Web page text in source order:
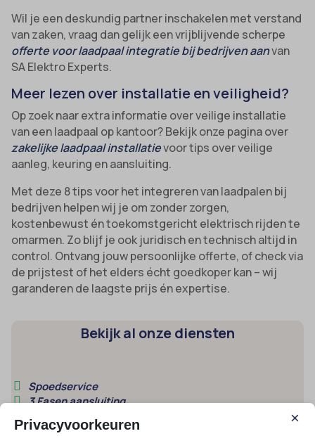
Wil je een deskundig partner inschakelen met verstand
van zaken, vraag dan gelijk een vrijblijvende scherpe
offerte voor laadpaal integratie bij bedrijven aanvan
SA Elektro Experts.
Meer lezen over installatie en veiligheid?
Op zoek naar extra informatie over veilige installatie
van een laadpaal op kantoor? Bekijk onze pagina over
zakelijke laadpaal installatievoor tips over veilige
aanleg, keuring en aansluiting.
Met deze 8 tips voor het integreren van laadpalen bij
bedrijven helpen wij je om zonder zorgen,
kostenbewust én toekomstgericht elektrisch rijden te
omarmen. Zo blijf je ook juridisch en technisch altijd in
control. Ontvang jouw persoonlijke offerte, of check via
de prijstest of het elders écht goedkoper kan – wij
garanderen de laagste prijs én expertise.
Bekijk al onze diensten
Spoedservice
3 Fasen aansluiting
Groepenkast
Krachtstroom aansluiten
Privacyvoorkeuren ×